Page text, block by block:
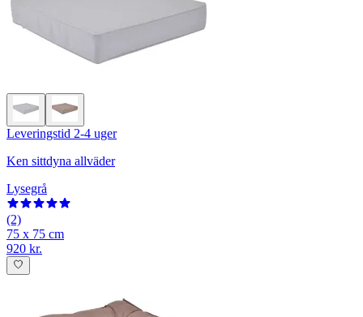
Leveringstid 2-4 uger
Ken sittdyna allväder
Lysegrå
(2)
75 x 75 cm
920 kr.